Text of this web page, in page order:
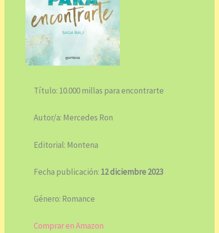
Título: 10.000 millas para encontrarte
Autor/a: Mercedes Ron
Editorial: Montena
Fecha publicación: 12 diciembre 2023
Género: Romance
Comprar en Amazon